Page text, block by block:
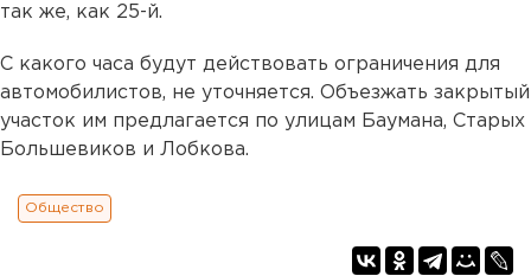
так же, как 25-й.
С какого часа будут действовать ограничения для
автомобилистов, не уточняется. Объезжать закрытый
участок им предлагается по улицам Баумана, Старых
Большевиков и Лобкова.
Общество